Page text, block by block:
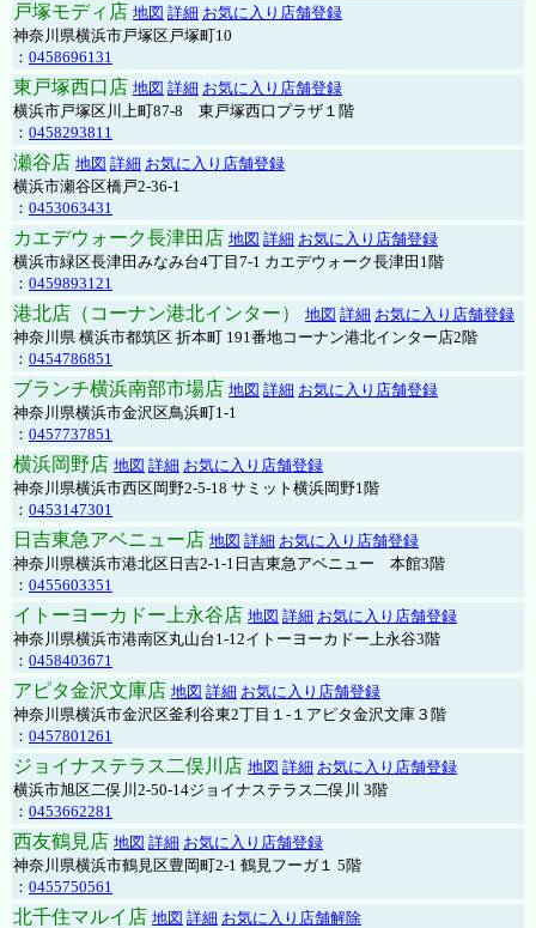
戸塚モディ店 地図 詳細 お気に入り店舗登録
神奈川県横浜市戸塚区戸塚町10
： 0458696131
東戸塚西口店 地図 詳細 お気に入り店舗登録
横浜市戸塚区川上町87-8 東戸塚西口プラザ１階
： 0458293811
瀬谷店 地図 詳細 お気に入り店舗登録
横浜市瀬谷区橋戸2-36-1
： 0453063431
カエデウォーク長津田店 地図 詳細 お気に入り店舗登録
横浜市緑区長津田みなみ台4丁目7-1 カエデウォーク長津田1階
： 0459893121
港北店（コーナン港北インター） 地図 詳細 お気に入り店舗登録
神奈川県 横浜市都筑区 折本町 191番地コーナン港北インター店2階
： 0454786851
ブランチ横浜南部市場店 地図 詳細 お気に入り店舗登録
神奈川県横浜市金沢区鳥浜町1-1
： 0457737851
横浜岡野店 地図 詳細 お気に入り店舗登録
神奈川県横浜市西区岡野2-5-18 サミット横浜岡野1階
： 0453147301
日吉東急アベニュー店 地図 詳細 お気に入り店舗登録
神奈川県横浜市港北区日吉2-1-1日吉東急アベニュー 本館3階
： 0455603351
イトーヨーカドー上永谷店 地図 詳細 お気に入り店舗登録
神奈川県横浜市港南区丸山台1-12イトーヨーカドー上永谷3階
： 0458403671
アピタ金沢文庫店 地図 詳細 お気に入り店舗登録
神奈川県横浜市金沢区釜利谷東2丁目１-１アピタ金沢文庫３階
： 0457801261
ジョイナステラス二俣川店 地図 詳細 お気に入り店舗登録
横浜市旭区二俣川2-50-14ジョイナステラス二俣川 3階
： 0453662281
西友鶴見店 地図 詳細 お気に入り店舗登録
神奈川県横浜市鶴見区豊岡町2-1 鶴見フーガ１ 5階
： 0455750561
北千住マルイ店 地図 詳細 お気に入り店舗解除